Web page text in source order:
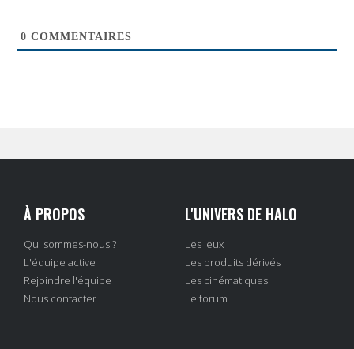
0 COMMENTAIRES
À PROPOS
Qui sommes-nous ?
L'équipe active
Rejoindre l'équipe
Nous contacter
L'UNIVERS DE HALO
Les jeux
Les produits dérivés
Les cinématiques
Le forum